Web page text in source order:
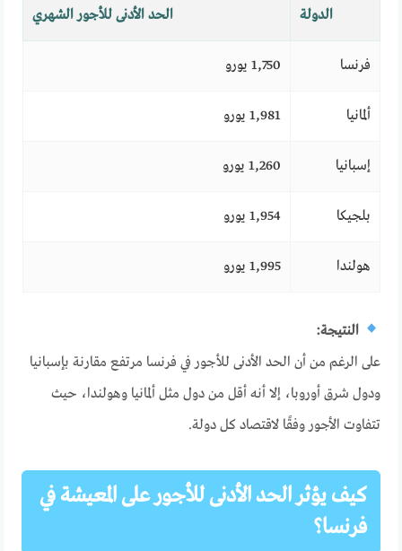
الدولة الحد الأدنى للأجور الشهري
فرنسا 1,750 يورو
ألمانيا 1,981 يورو
إسبانيا 1,260 يورو
بلجيكا 1,954 يورو
هولندا 1,995 يورو
النتيجة:
على الرغم من أن الحد الأدنى للأجور في فرنسا مرتفع مقارنة بإسبانيا
ودول شرق أوروبا، إلا أنه أقل من دول مثل ألمانيا وهولندا، حيث
تتفاوت الأجور وفقًا لاقتصاد كل دولة.
كيف يؤثر الحد الأدنى للأجور على المعيشة في
فرنسا؟